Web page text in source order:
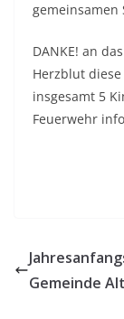
gemeinsamen
DANKE! an
Herzblut
insgesamt 5
Feuerwehr
Gemeinde